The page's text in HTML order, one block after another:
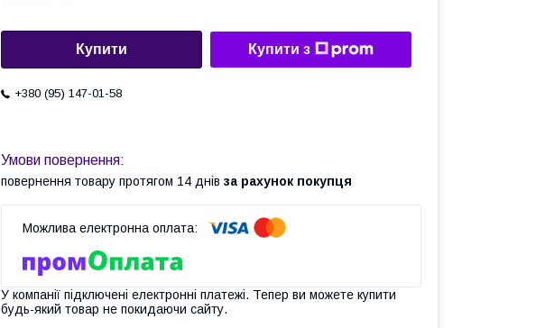
Купити Купити з
+380 (95) 147-01-58
повернення товару протягом 14 днів за рахунок покупця
У компанії підключені електронні платежі. Тепер ви можете купити
будь-який товар не покидаючи сайту.